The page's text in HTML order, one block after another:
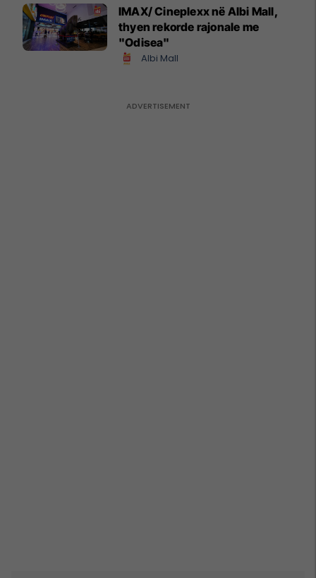
IMAX/ Cineplexx në Albi Mall,
thyen rekorde rajonale me
"Odisea"
Albi Mall